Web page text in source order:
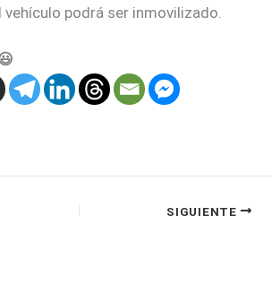
vehículo podrá ser inmovilizado.
SIGUIENTE